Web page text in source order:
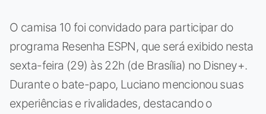
O camisa 10 foi convidado para participar do
programa Resenha ESPN, que será exibido nesta
sexta-feira (29) às 22h (de Brasília) no Disney+.
Durante o bate-papo, Luciano mencionou suas
experiências e rivalidades, destacando o